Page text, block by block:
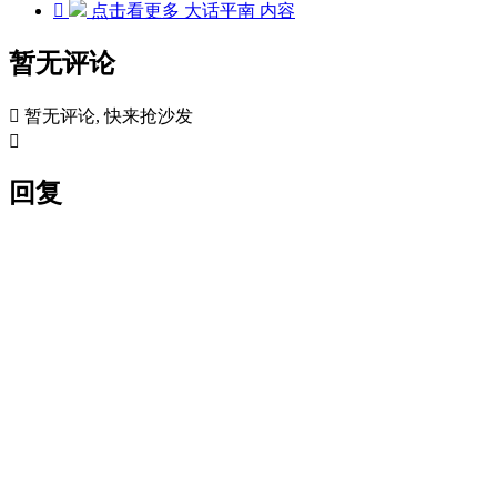
 点击看更多 大话平南 内容
暂无评论
 暂无评论, 快来抢沙发

回复